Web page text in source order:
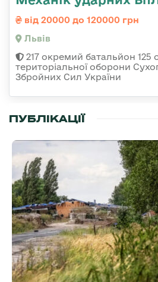
від 20000 до 120000 грн
Львів
217 окремий батальйон 125
територіальної оборони
Збройних Сил України
ПУБЛІКАЦІЇ